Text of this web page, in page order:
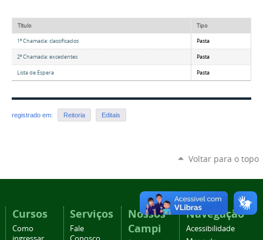
Título Tipo
1ª Chamada: classificados Pasta
2ª Chamada: excedentes Pasta
Lista de Espera Pasta
registrado em: Reitoria Editais
Voltar para o topo
Cursos
Como
Serviços
Fale
Nossos
Campi
Navegação
Acessibilidade